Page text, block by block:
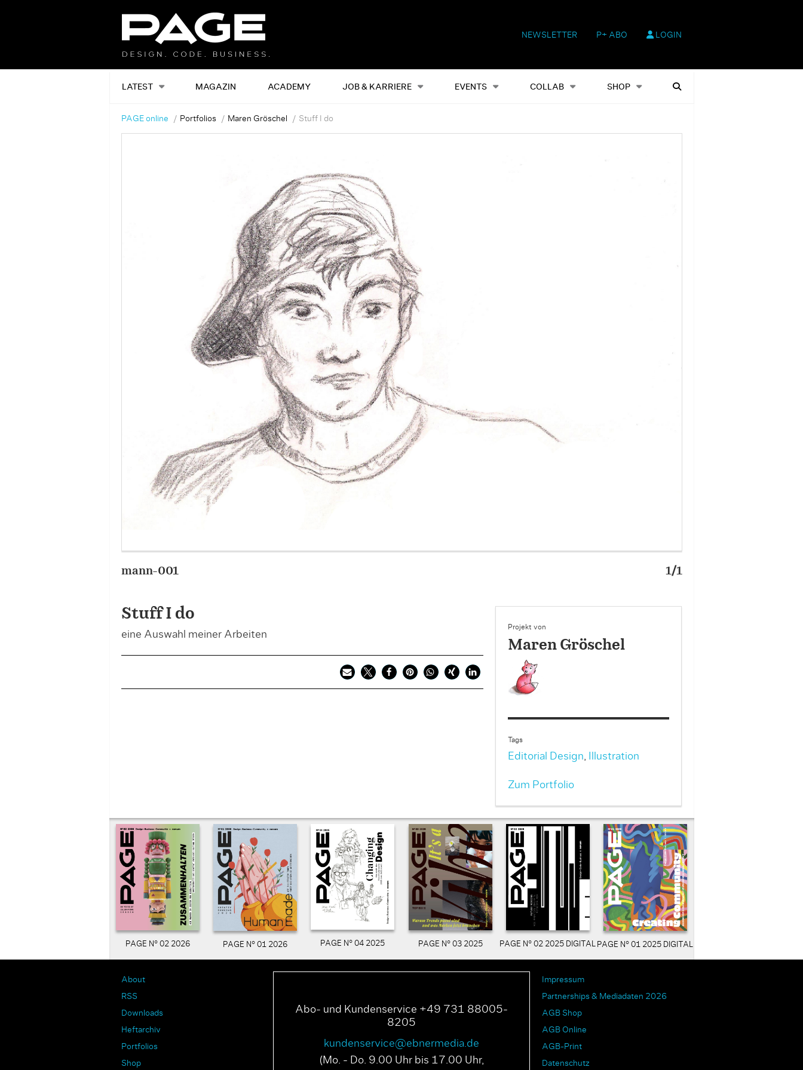
NEWSLETTER P+ ABO LOGIN
LATEST MAGAZIN ACADEMY JOB & KARRIERE EVENTS COLLAB SHOP
Alles Events Shop Heftausgaben Suchen
PAGE online Portfolios Maren Gröschel Stuff I do
mann-001 1/1
Stuff I do
eine Auswahl meiner Arbeiten
Projekt von
Maren Gröschel
Tags
Editorial Design, Illustration
Zum Portfolio
PAGE N° 02 2026 PAGE N° 01 2026 PAGE N° 04 2025 PAGE N° 03 2025 PAGE N° 02 2025 DIGITAL PAGE N° 01 2025 DIGITAL
About
RSS
Downloads
Heftarchiv
Portfolios
Shop
Abo- und Kundenservice +49 731 88005-
8205
kundenservice@ebnermedia.de
(Mo. - Do. 9.00 Uhr bis 17.00 Uhr,
Impressum
Partnerships & Mediadaten 2026
AGB Shop
AGB Online
AGB-Print
Datenschutz